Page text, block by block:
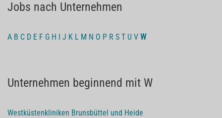
Jobs nach Unternehmen
A B C D E F G H I J K L M N O P R S T U V W
Unternehmen beginnend mit W
Westküstenkliniken Brunsbüttel und Heide